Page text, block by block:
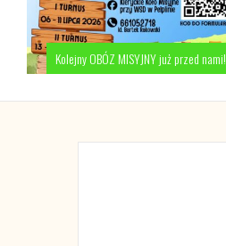
Kolejny OBÓZ MISYJNY już przed nami!